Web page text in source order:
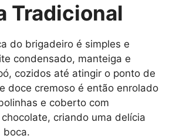
Tradicional
do brigadeiro é simples e
condensado, manteiga e
cozidos até atingir o ponto de
doce cremoso é então enrolado
e coberto com
criando uma delícia
boca.